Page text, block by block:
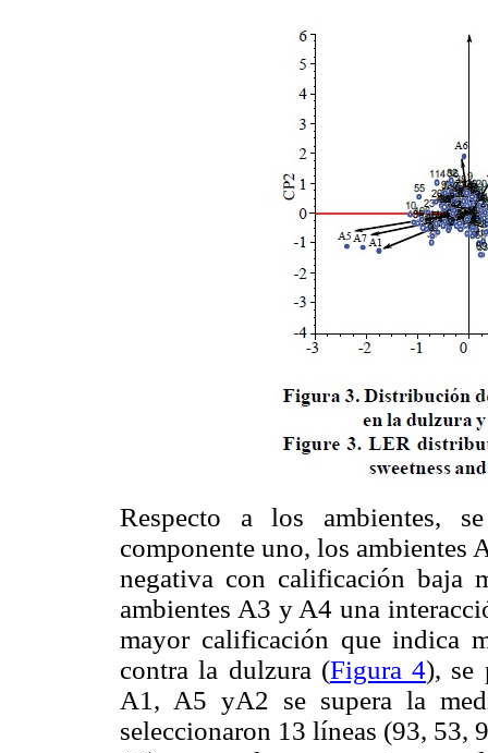
Respecto a los ambientes,
componente uno, los ambientes
negativa con calificación baja
ambientes A3 y A4 una
mayor calificación que indica
contra la dulzura (Figura 4), se
A1, A5 yA2 se supera la
seleccionaron 13 líneas (93, 53,